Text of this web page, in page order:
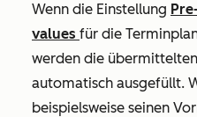
Wenn die Einstellung
values für die
werden die
automatisch ausgefüllt.
beispielsweise seinen